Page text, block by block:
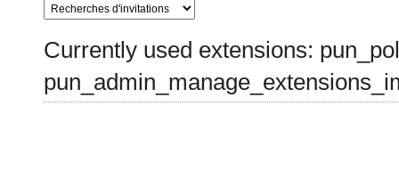
Currently used extensions: